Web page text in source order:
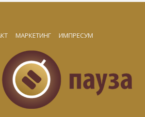
МАРКЕТИНГ ИМПРЕСУМ